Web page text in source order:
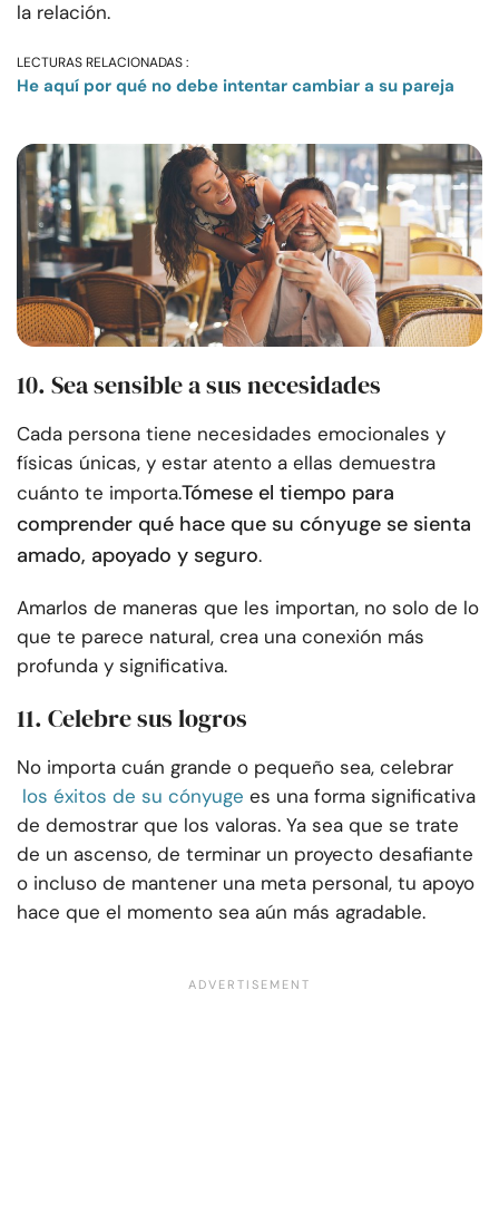
la relación.
LECTURAS RELACIONADAS :
He aquí por qué no debe intentar cambiar a su pareja
10. Sea sensible a sus necesidades
Cada persona tiene necesidades emocionales y
físicas únicas, y estar atento a ellas demuestra
cuánto te importa.Tómese el tiempo para
comprender qué hace que su cónyuge se sienta
amado, apoyado y seguro.
Amarlos de maneras que les importan, no solo de lo
que te parece natural, crea una conexión más
profunda y significativa.
11. Celebre sus logros
No importa cuán grande o pequeño sea, celebrar
los éxitos de su cónyuge es una forma significativa
de demostrar que los valoras. Ya sea que se trate
de un ascenso, de terminar un proyecto desafiante
o incluso de mantener una meta personal, tu apoyo
hace que el momento sea aún más agradable.